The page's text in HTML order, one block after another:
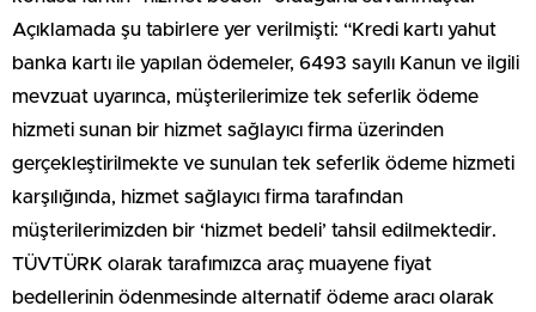
Açıklamada şu tabirlere yer verilmişti: “Kredi kartı yahut
banka kartı ile yapılan ödemeler, 6493 sayılı Kanun ve ilgili
mevzuat uyarınca, müşterilerimize tek seferlik ödeme
hizmeti sunan bir hizmet sağlayıcı firma üzerinden
gerçekleştirilmekte ve sunulan tek seferlik ödeme hizmeti
karşılığında, hizmet sağlayıcı firma tarafından
müşterilerimizden bir ‘hizmet bedeli’ tahsil edilmektedir.
TÜVTÜRK olarak tarafımızca araç muayene fiyat
bedellerinin ödenmesinde alternatif ödeme aracı olarak